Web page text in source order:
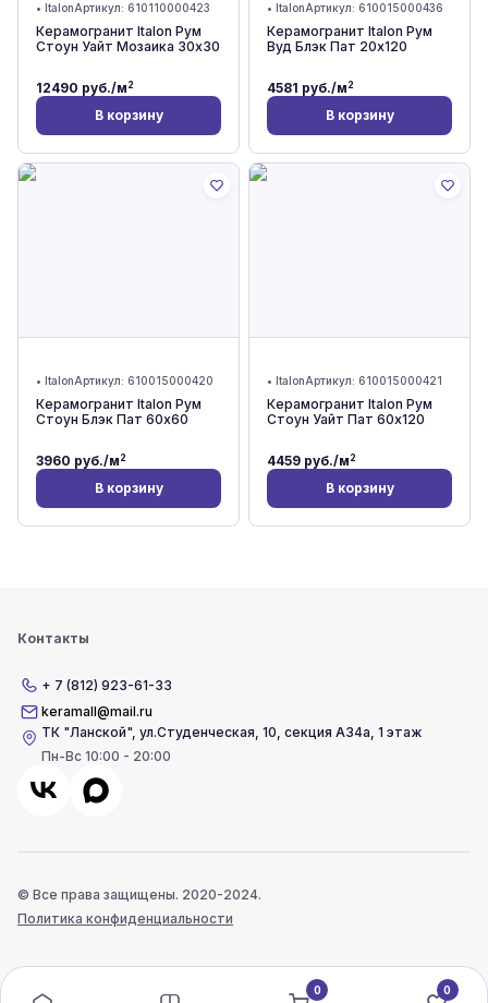
• ItalonАртикул: 610110000423
Керамогранит Italon Рум
Стоун Уайт Мозаика 30x30
12490 руб./м2
В корзину
• ItalonАртикул: 610015000436
Керамогранит Italon Рум
Вуд Блэк Пат 20x120
4581 руб./м2
В корзину
• ItalonАртикул: 610015000420
Керамогранит Italon Рум
Стоун Блэк Пат 60x60
3960 руб./м2
В корзину
• ItalonАртикул: 610015000421
Керамогранит Italon Рум
Стоун Уайт Пат 60x120
4459 руб./м2
В корзину
Контакты
+ 7 (812) 923-61-33
keramall@mail.ru
ТК "Ланской",ул.Студенческая, 10, секция А34а, 1 этаж
Пн-Вс 10:00 - 20:00
© Все права защищены. 2020-2024.
Политика конфиденциальности
0 0